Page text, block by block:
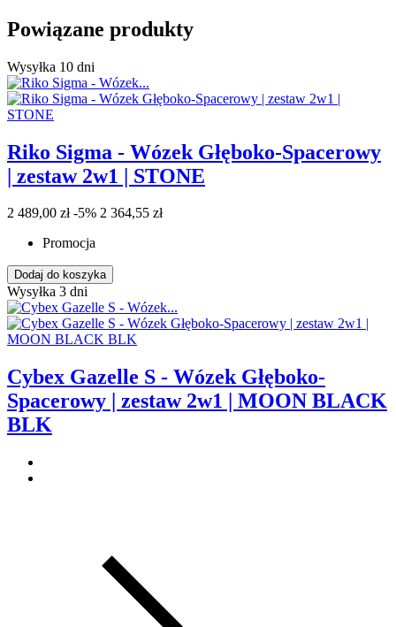
Powiązane produkty
Wysyłka 10 dni
Riko Sigma - Wózek Głęboko-Spacerowy
| zestaw 2w1 | STONE
2 489,00 zł -5% 2 364,55 zł
Promocja
Dodaj do koszyka
Wysyłka 3 dni
Cybex Gazelle S - Wózek Głęboko-
Spacerowy | zestaw 2w1 | MOON BLACK
BLK